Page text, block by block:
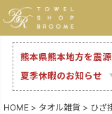
熊本県熊本地方を震
夏季休暇のお知らせ
HOME タオル雑貨 ひざ